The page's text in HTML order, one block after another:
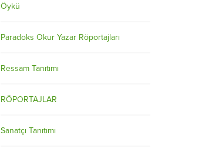
Öykü
Paradoks Okur Yazar Röportajları
Ressam Tanıtımı
RÖPORTAJLAR
Sanatçı Tanıtımı